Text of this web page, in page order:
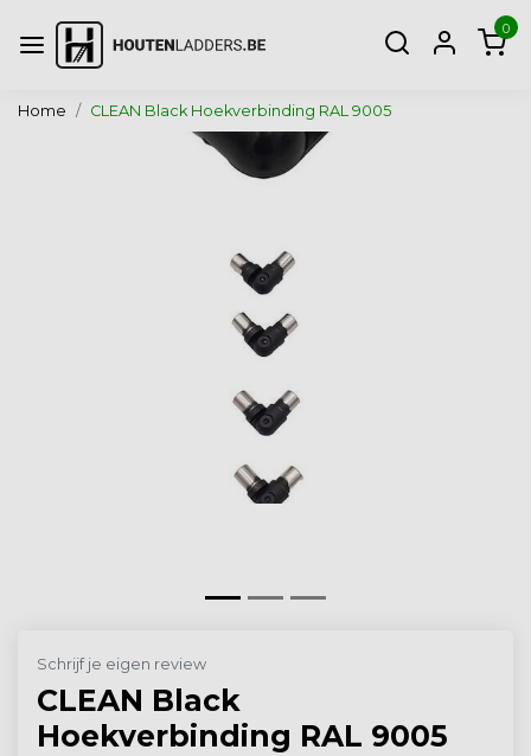
0
Home CLEAN Black Hoekverbinding RAL 9005
Schrijf je eigen review
CLEAN Black
Hoekverbinding RAL 9005